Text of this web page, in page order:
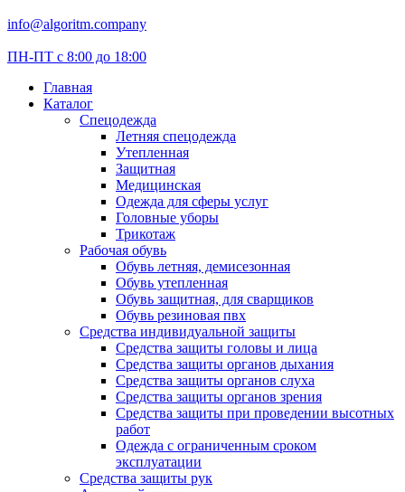
info@algoritm.company
ПН-ПТ с 8:00 до 18:00
Главная
Каталог
Спецодежда
Летняя спецодежда
Утепленная
Защитная
Медицинская
Одежда для сферы услуг
Головные уборы
Трикотаж
Рабочая обувь
Обувь летняя, демисезонная
Обувь утепленная
Обувь защитная, для сварщиков
Обувь резиновая пвх
Средства индивидуальной защиты
Средства защиты головы и лица
Средства защиты органов дыхания
Средства защиты органов слуха
Средства защиты органов зрения
Средства защиты при проведении высотных
работ
Одежда с ограниченным сроком
эксплуатации
Средства защиты рук